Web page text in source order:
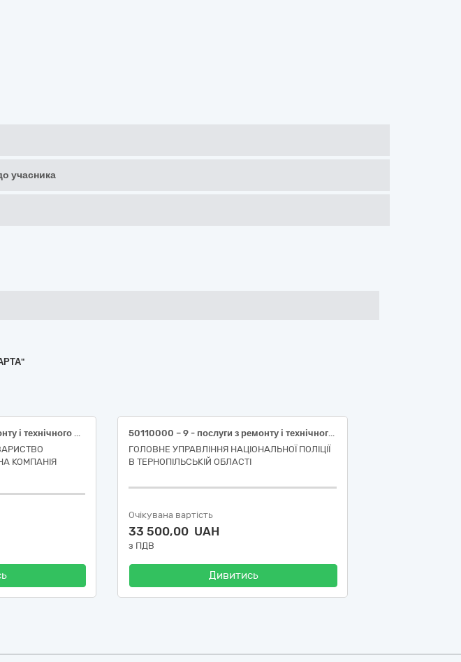
учасника
50110000-9 Послуги з ремонту і технічного обслуговування мототранспортних засобів і супутнього обладнання Поточний ремонт автомобіля СКС Київського РЦОМ (АВР)
КОМПАНІЯ
50110000 – 9 - послуги з ремонту і технічного обслуговування мототранспортних засобів і супутнього обладнання (Послуги з ремонту службового автотранспорту)
ГОЛОВНЕ УПРАВЛІННЯ НАЦІОНАЛЬНОЇ ПОЛІЦІЇ
В ТЕРНОПІЛЬСЬКІЙ ОБЛАСТІ
Очікувана вартість
33 500,00 UAH
з ПДВ
Дивитись